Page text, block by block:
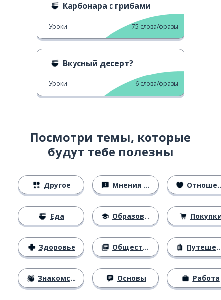
Карбонара с грибами
Уроки 75 слова/фразы
Вкусный десерт?
Уроки 6 слова/фразы
Посмотри темы, которые
будут тебе полезны
Другое
Еда
Здоровье
Знакомство
Мнения и убеждения
Образование
Общество
Основы
Отношения
Путешествия
Работа